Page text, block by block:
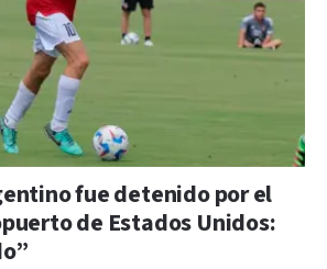
fue detenido por el
de Estados Unidos: